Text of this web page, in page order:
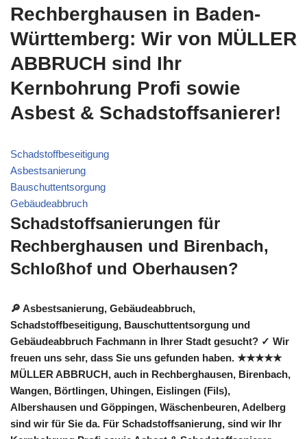
Rechberghausen in Baden-
Württemberg: Wir von MÜLLER
ABBRUCH sind Ihr
Kernbohrung Profi sowie
Asbest & Schadstoffsanierer!
Schadstoffbeseitigung
Asbestsanierung
Bauschuttentsorgung
Gebäudeabbruch
Schadstoffsanierungen für
Rechberghausen und Birenbach,
Schloßhof und Oberhausen?
🔎 Asbestsanierung, Gebäudeabbruch,
Schadstoffbeseitigung, Bauschuttentsorgung und
Gebäudeabbruch Fachmann in Ihrer Stadt gesucht? ✓ Wir
freuen uns sehr, dass Sie uns gefunden haben. ★★★★★
MÜLLER ABBRUCH, auch in Rechberghausen, Birenbach,
Wangen, Börtlingen, Uhingen, Eislingen (Fils),
Albershausen und Göppingen, Wäschenbeuren, Adelberg
sind wir für Sie da. Für Schadstoffsanierung, sind wir Ihr